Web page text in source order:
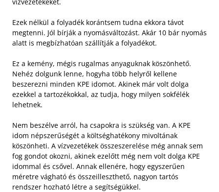
Ezek nélkül a folyadék korántsem tudna ekkora távot
megtenni. Jól bírják a nyomásváltozást. Akár 10 bár nyomás
alatt is megbízhatóan szállítják a folyadékot.
Ez a kemény, mégis rugalmas anyaguknak köszönhető.
Nehéz dolgunk lenne, hogyha több helyről kellene
beszerezni minden KPE idomot. Akinek már volt dolga
ezekkel a tartozékokkal, az tudja, hogy milyen sokfélék
lehetnek.
Nem beszélve arról, ha csapokra is szükség van. A KPE
idom népszerűségét a költséghatékony mivoltának
köszönheti. A vízvezetékek összeszerelése még annak sem
fog gondot okozni, akinek ezelőtt még nem volt dolga KPE
idommal és csővel. Annak ellenére, hogy egyszerűen
méretre vágható és összeilleszthető, nagyon tartós
rendszer hozható létre a segítségükkel.